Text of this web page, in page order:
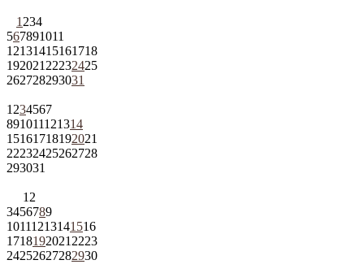
1 234
567891011
12131415161718
192021 22232425
262728293031
1 234567
891011121314
15161718192021
22232425262728
293031
1 2
3456789
10111213141516
1718192021 2223
24252627282930